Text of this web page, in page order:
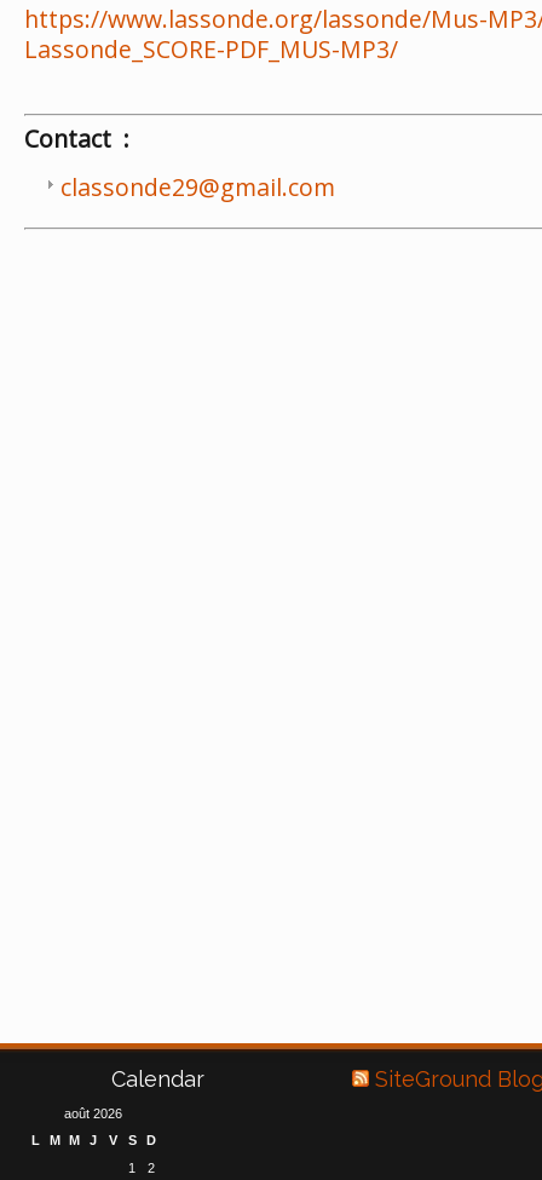
https://www.lassonde.org/lassonde/Mus-
Lassonde_SCORE-PDF_MUS-MP3/
Contact :
classonde29@gmail.com
Calendar
août 2026
L
M M J V S
D
1
2
SiteGround